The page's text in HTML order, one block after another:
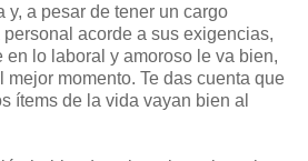
y, a pesar de tener un cargo
acorde a sus exigencias,
en lo laboral y amoroso le va bien,
mejor momento. Te das cuenta que
ítems de la vida vayan bien al